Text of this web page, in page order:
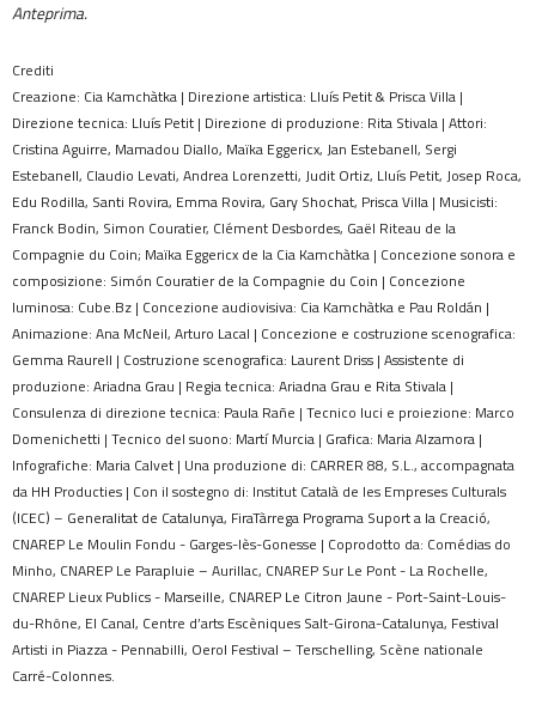
Anteprima.
Crediti
Creazione: Cia Kamchàtka | Direzione artistica: Lluís Petit & Prisca Villa |
Direzione tecnica: Lluís Petit | Direzione di produzione: Rita Stivala | Attori:
Cristina Aguirre, Mamadou Diallo, Maïka Eggericx, Jan Estebanell, Sergi
Estebanell, Claudio Levati, Andrea Lorenzetti, Judit Ortiz, Lluís Petit, Josep Roca,
Edu Rodilla, Santi Rovira, Emma Rovira, Gary Shochat, Prisca Villa | Musicisti:
Franck Bodin, Simon Couratier, Clément Desbordes, Gaël Riteau de la
Compagnie du Coin; Maïka Eggericx de la Cia Kamchàtka | Concezione sonora e
composizione: Simón Couratier de la Compagnie du Coin | Concezione
luminosa: Cube.Bz | Concezione audiovisiva: Cia Kamchàtka e Pau Roldán |
Animazione: Ana McNeil, Arturo Lacal | Concezione e costruzione scenografica:
Gemma Raurell | Costruzione scenografica: Laurent Driss | Assistente di
produzione: Ariadna Grau | Regia tecnica: Ariadna Grau e Rita Stivala |
Consulenza di direzione tecnica: Paula Rañe | Tecnico luci e proiezione: Marco
Domenichetti | Tecnico del suono: Martí Murcia | Grafica: Maria Alzamora |
Infografiche: Maria Calvet | Una produzione di: CARRER 88, S.L., accompagnata
da HH Producties | Con il sostegno di: Institut Català de les Empreses Culturals
(ICEC) – Generalitat de Catalunya, FiraTàrrega Programa Suport a la Creació,
CNAREP Le Moulin Fondu - Garges-lès-Gonesse | Coprodotto da: Comédias do
Minho, CNAREP Le Parapluie – Aurillac, CNAREP Sur Le Pont - La Rochelle,
CNAREP Lieux Publics - Marseille, CNAREP Le Citron Jaune - Port-Saint-Louis-
du-Rhône, El Canal, Centre d’arts Escèniques Salt-Girona-Catalunya, Festival
Artisti in Piazza - Pennabilli, Oerol Festival – Terschelling, Scène nationale
Carré-Colonnes.